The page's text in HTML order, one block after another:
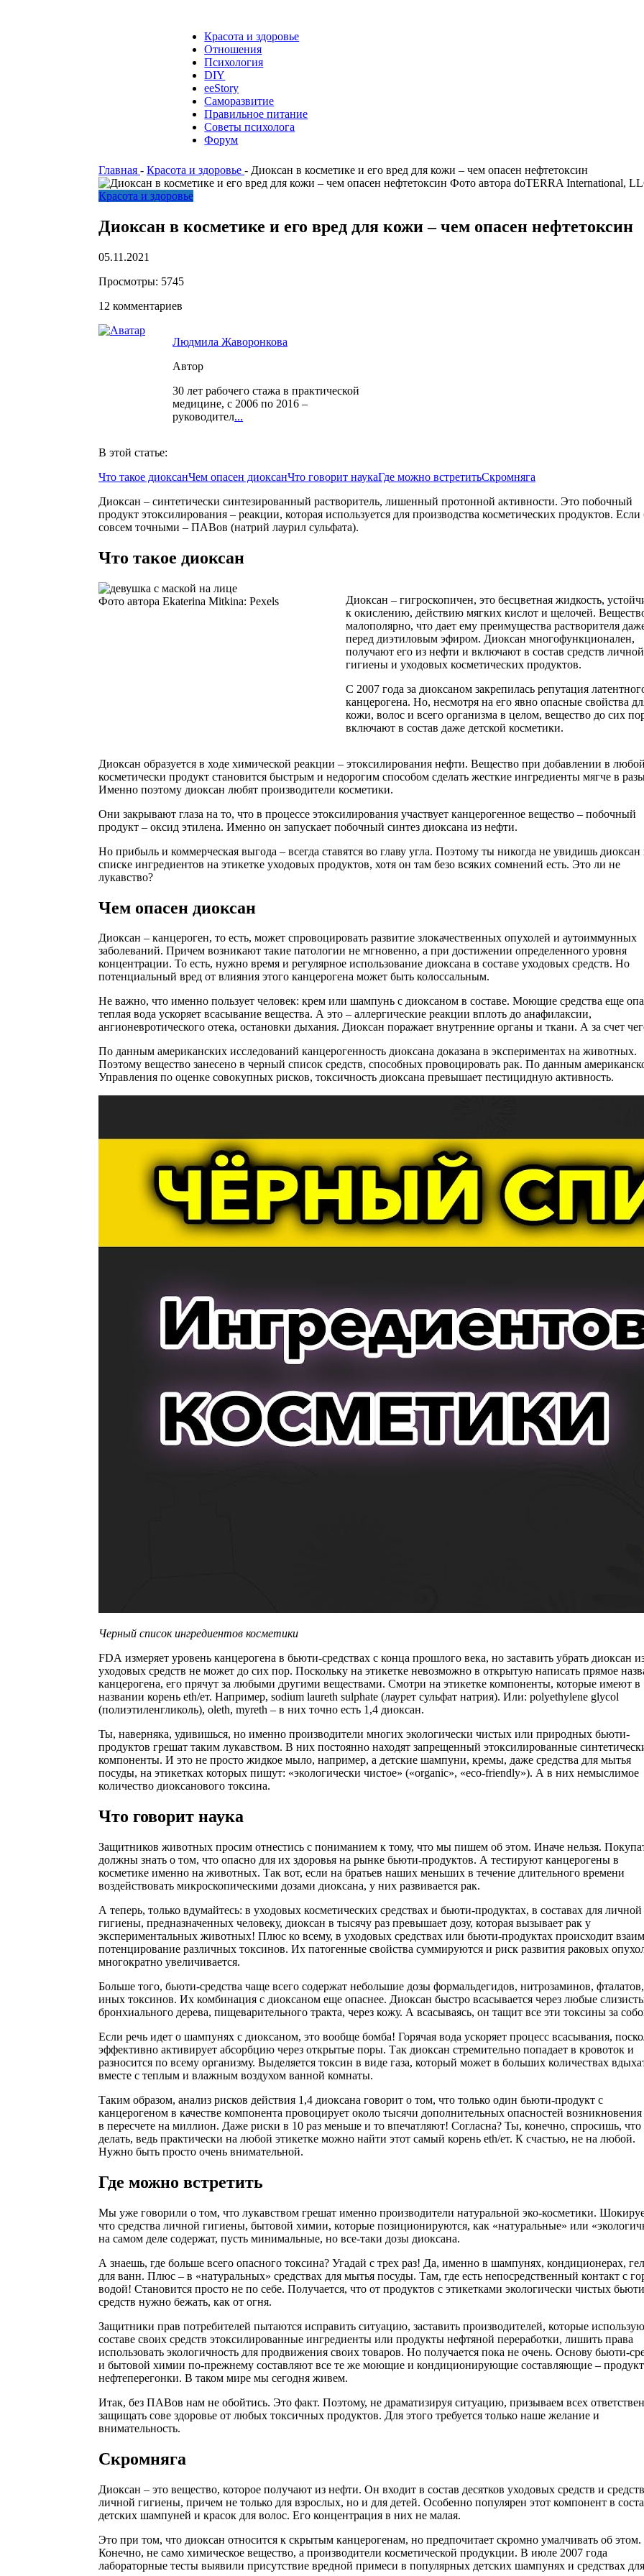
Красота и здоровье
Отношения
Психология
DIY
ееStory
Саморазвитие
Правильное питание
Советы психолога
Форум
Главная - Красота и здоровье - Диоксан в косметике и его вред для кожи – чем опасен нефтетоксин
Фото автора doTERRA International,
Красота и здоровье
Диоксан в косметике и его вред для кожи – чем опасен нефтетоксин
05.11.2021
Просмотры: 5745
12 комментариев
Людмила Жаворонкова
Автор
30 лет рабочего стажа в практической
медицине, с 2006 по 2016 –
руководител...
В этой статье:
Что такое диоксанЧем опасен диоксанЧто говорит наукаГде можно встретитьСкромняга
Диоксан – синтетически синтезированный растворитель, лишенный протонной активности. Это побочный
продукт этоксилирования – реакции, которая используется для производства косметических продуктов. Если
совсем точными – ПАВов (натрий лаурил сульфата).
Что такое диоксан
Фото автора Ekaterina Mitkina: Pexels
Диоксан – гигроскопичен, это бесцветная жидкость,
к окислению, действию мягких кислот и щелочей.
малополярно, что дает ему преимущества растворителя
перед диэтиловым эфиром. Диоксан многофункционален,
получают его из нефти и включают в состав средств личной
гигиены и уходовых косметических продуктов.
С 2007 года за диоксаном закрепилась репутация
канцерогена. Но, несмотря на его явно опасные свойства
кожи, волос и всего организма в целом, вещество до сих
включают в состав даже детской косметики.
Диоксан образуется в ходе химической реакции – этоксилирования нефти. Вещество при добавлении в любой
косметически продукт становится быстрым и недорогим способом сделать жесткие ингредиенты мягче в
Именно поэтому диоксан любят производители косметики.
Они закрывают глаза на то, что в процессе этоксилирования участвует канцерогенное вещество – побочный
продукт – оксид этилена. Именно он запускает побочный синтез диоксана из нефти.
Но прибыль и коммерческая выгода – всегда ставятся во главу угла. Поэтому ты никогда не увидишь диоксан
списке ингредиентов на этикетке уходовых продуктов, хотя он там безо всяких сомнений есть. Это ли не
лукавство?
Чем опасен диоксан
Диоксан – канцероген, то есть, может спровоцировать развитие злокачественных опухолей и аутоиммунных
заболеваний. Причем возникают такие патологии не мгновенно, а при достижении определенного уровня
концентрации. То есть, нужно время и регулярное использование диоксана в составе уходовых средств. Но
потенциальный вред от влияния этого канцерогена может быть колоссальным.
Не важно, что именно пользует человек: крем или шампунь с диоксаном в составе. Моющие средства еще
теплая вода ускоряет всасывание вещества. А это – аллергические реакции вплоть до анафилаксии,
ангионевротического отека, остановки дыхания. Диоксан поражает внутренние органы и ткани. А за счет
По данным американских исследований канцерогенность диоксана доказана в экспериментах на животных.
Поэтому вещество занесено в черный список средств, способных провоцировать рак. По данным
Управления по оценке совокупных рисков, токсичность диоксана превышает пестицидную активность.
Черный список ингредиентов косметики
FDА измеряет уровень канцерогена в бьюти-средствах с конца прошлого века, но заставить убрать диоксан
уходовых средств не может до сих пор. Поскольку на этикетке невозможно в открытую написать прямое
канцерогена, его прячут за любыми другими веществами. Смотри на этикетке компоненты, которые имеют в
названии корень eth/ет. Например, sodium laureth sulphate (лаурет сульфат натрия). Или: polyethylene glycol
(полиэтиленгликоль), oleth, myreth – в них точно есть 1,4 диоксан.
Ты, наверняка, удивишься, но именно производители многих экологически чистых или природных бьюти-
продуктов грешат таким лукавством. В них постоянно находят запрещенный этоксилированные
компоненты. И это не просто жидкое мыло, например, а детские шампуни, кремы, даже средства для мытья
посуды, на этикетках которых пишут: «экологически чистое» («organic», «eco-friendly»). А в них немыслимое
количество диоксанового токсина.
Что говорит наука
Защитников животных просим отнестись с пониманием к тому, что мы пишем об этом. Иначе нельзя.
должны знать о том, что опасно для их здоровья на рынке бьюти-продуктов. А тестируют канцерогены в
косметике именно на животных. Так вот, если на братьев наших меньших в течение длительного времени
воздействовать микроскопическими дозами диоксана, у них развивается рак.
А теперь, только вдумайтесь: в уходовых косметических средствах и бьюти-продуктах, в составах для личной
гигиены, предназначенных человеку, диоксан в тысячу раз превышает дозу, которая вызывает рак у
экспериментальных животных! Плюс ко всему, в уходовых средствах или бьюти-продуктах происходит
потенцирование различных токсинов. Их патогенные свойства суммируются и риск развития раковых
многократно увеличивается.
Больше того, бьюти-средства чаще всего содержат небольшие дозы формальдегидов, нитрозаминов, фталатов,
иных токсинов. Их комбинация с диоксаном еще опаснее. Диоксан быстро всасывается через любые
бронхиального дерева, пищеварительного тракта, через кожу. А всасываясь, он тащит все эти токсины за
Если речь идет о шампунях с диоксаном, это вообще бомба! Горячая вода ускоряет процесс всасывания,
эффективно активирует абсорбцию через открытые поры. Так диоксан стремительно попадает в кровоток и
разносится по всему организму. Выделяется токсин в виде газа, который может в больших количествах
вместе с теплым и влажным воздухом ванной комнаты.
Таким образом, анализ рисков действия 1,4 диоксана говорит о том, что только один бьюти-продукт с
канцерогеном в качестве компонента провоцирует около тысячи дополнительных опасностей возникновения
в пересчете на миллион. Даже риски в 10 раз меньше и то впечатляют! Согласна? Ты, конечно, спросишь, что
делать, ведь практически на любой этикетке можно найти этот самый корень eth/ет. К счастью, не на любой.
Нужно быть просто очень внимательной.
Где можно встретить
Мы уже говорили о том, что лукавством грешат именно производители натуральной эко-косметики.
что средства личной гигиены, бытовой химии, которые позиционируются, как «натуральные» или
на самом деле содержат, пусть минимальные, но все-таки дозы диоксана.
А знаешь, где больше всего опасного токсина? Угадай с трех раз! Да, именно в шампунях, кондиционерах,
для ванн. Плюс – в «натуральных» средствах для мытья посуды. Там, где есть непосредственный контакт с
водой! Становится просто не по себе. Получается, что от продуктов с этикетками экологически чистых
средств нужно бежать, как от огня.
Защитники прав потребителей пытаются исправить ситуацию, заставить производителей, которые
составе своих средств этоксилированные ингредиенты или продукты нефтяной переработки, лишить права
использовать экологичность для продвижения своих товаров. Но получается пока не очень. Основу бьюти-
и бытовой химии по-прежнему составляют все те же моющие и кондиционирующие составляющие –
нефтеперегонки. В таком мире мы сегодня живем.
Итак, без ПАВов нам не обойтись. Это факт. Поэтому, не драматизируя ситуацию, призываем всех
защищать сове здоровье от любых токсичных продуктов. Для этого требуется только наше желание и
внимательность.
Скромняга
Диоксан – это вещество, которое получают из нефти. Он входит в состав десятков уходовых средств и средств
личной гигиены, причем не только для взрослых, но и для детей. Особенно популярен этот компонент в
детских шампуней и красок для волос. Его концентрация в них не малая.
Это при том, что диоксан относится к скрытым канцерогенам, но предпочитает скромно умалчивать об этом.
Конечно, не само химическое вещество, а производители косметической продукции. В июле 2007 года
лабораторные тесты выявили присутствие вредной примеси в популярных детских шампунях и средствах для